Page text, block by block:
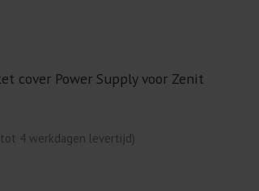
cover Power Supply voor Zenit
4 werkdagen levertijd)